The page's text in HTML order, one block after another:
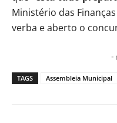
Ministério das
verba e aberto o
-
TAGS Assembleia Municipal